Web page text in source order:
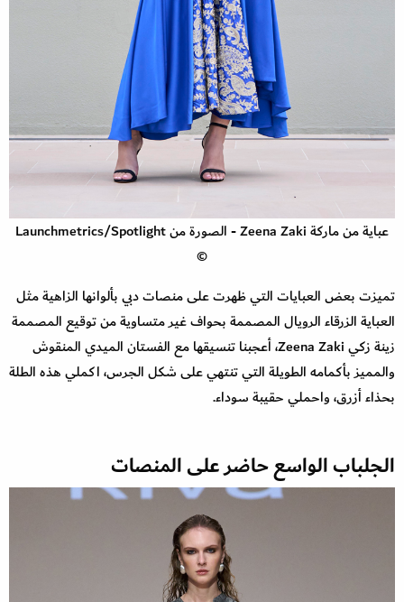
عباية من ماركة Zeena Zaki - الصورة من Launchmetrics/Spotlight
©
تميزت بعض العبايات التي ظهرت على منصات دبي بألوانها الزاهية مثل
العباية الزرقاء الرويال المصممة بحواف غير متساوية من توقيع المصممة
زينة زكي Zeena Zaki، أعجبنا تنسيقها مع الفستان الميدي المنقوش
والمميز بأكمامه الطويلة التي تنتهي على شكل الجرس، اكملي هذه الطلة
بحذاء أزرق، واحملي حقيبة سوداء.
الجلباب الواسع حاضر على المنصات